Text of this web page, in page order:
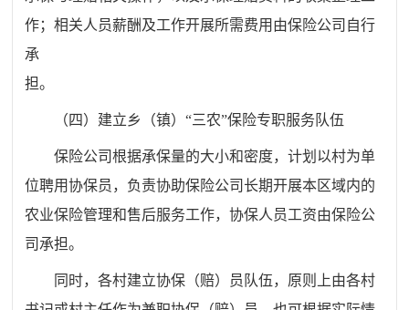
作；相关人员薪酬及工作开展所需费用由保险公司自行
承
担
（四）建立乡（镇）“三农”保险专职服务队伍
保险公司根据承保量的大小和密度，计划以村为单
位聘用协保员，负责协助保险公司长期开展本区域内的
农业保险管理和售后服务工作，协保人员工资由保险公
司承担。
同时，各村建立协保（赔）员队伍，原则上由各村